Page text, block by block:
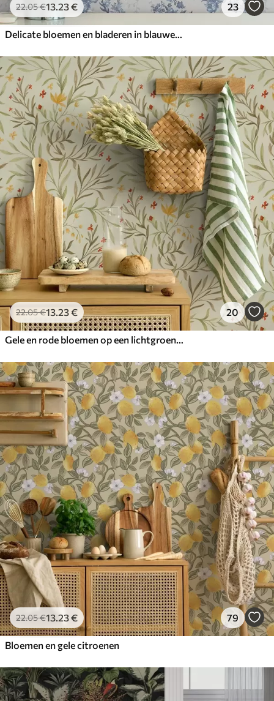
22.05€13.23€ 23
Delicate bloemen en bladeren in blauwe en blauwe kleuren op een lichte achtergrond
22.05€13.23€ 20
Gele en rode bloemen op een lichtgroene achtergrond
22.05€13.23€ 79
Bloemen en gele citroenen